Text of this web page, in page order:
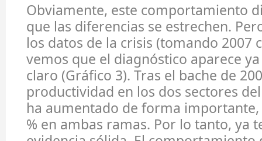
Obviamente, este comportamiento
que las diferencias se estrechen.
los datos de la crisis (tomando 2007
vemos que el diagnóstico aparece
claro (Gráfico 3). Tras el bache de
productividad en los dos sectores
ha aumentado de forma
% en ambas ramas. Por lo tanto, ya